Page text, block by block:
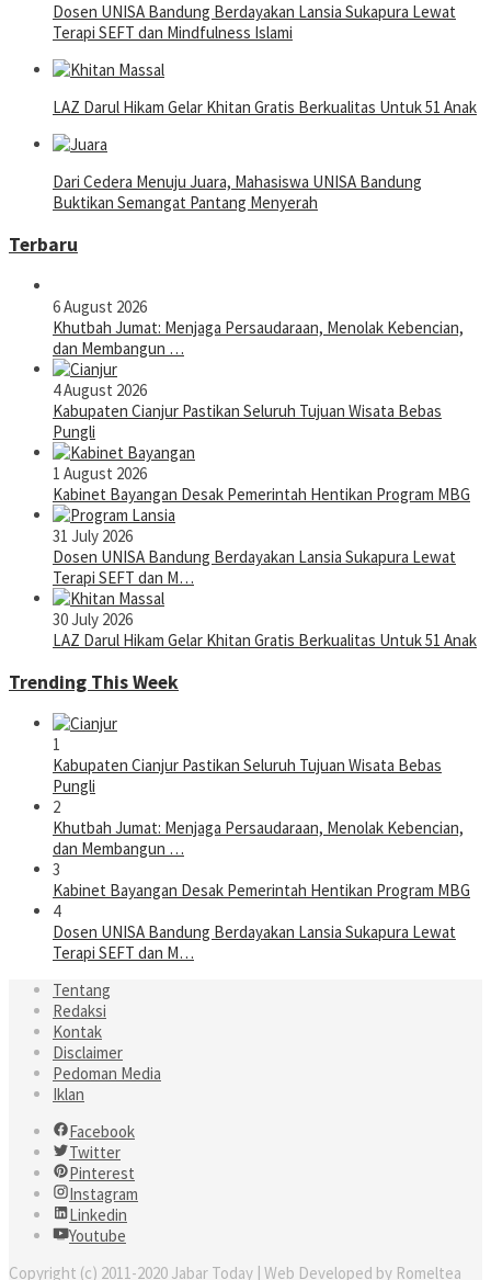
Dosen UNISA Bandung Berdayakan Lansia Sukapura Lewat
Terapi SEFT dan Mindfulness Islami
LAZ Darul Hikam Gelar Khitan Gratis Berkualitas Untuk 51 Anak
Dari Cedera Menuju Juara, Mahasiswa UNISA Bandung
Buktikan Semangat Pantang Menyerah
Terbaru
6 August 2026
Khutbah Jumat: Menjaga Persaudaraan, Menolak Kebencian,
dan Membangun …
4 August 2026
Kabupaten Cianjur Pastikan Seluruh Tujuan Wisata Bebas
Pungli
1 August 2026
Kabinet Bayangan Desak Pemerintah Hentikan Program MBG
31 July 2026
Dosen UNISA Bandung Berdayakan Lansia Sukapura Lewat
Terapi SEFT dan M…
30 July 2026
LAZ Darul Hikam Gelar Khitan Gratis Berkualitas Untuk 51 Anak
Trending This Week
1
Kabupaten Cianjur Pastikan Seluruh Tujuan Wisata Bebas
Pungli
2
Khutbah Jumat: Menjaga Persaudaraan, Menolak Kebencian,
dan Membangun …
3
Kabinet Bayangan Desak Pemerintah Hentikan Program MBG
4
Dosen UNISA Bandung Berdayakan Lansia Sukapura Lewat
Terapi SEFT dan M…
Tentang
Redaksi
Kontak
Disclaimer
Pedoman Media
Iklan
Facebook
Twitter
Pinterest
Instagram
Linkedin
Youtube
Copyright (c) 2011-2020 Jabar Today | Web Developed by Romeltea